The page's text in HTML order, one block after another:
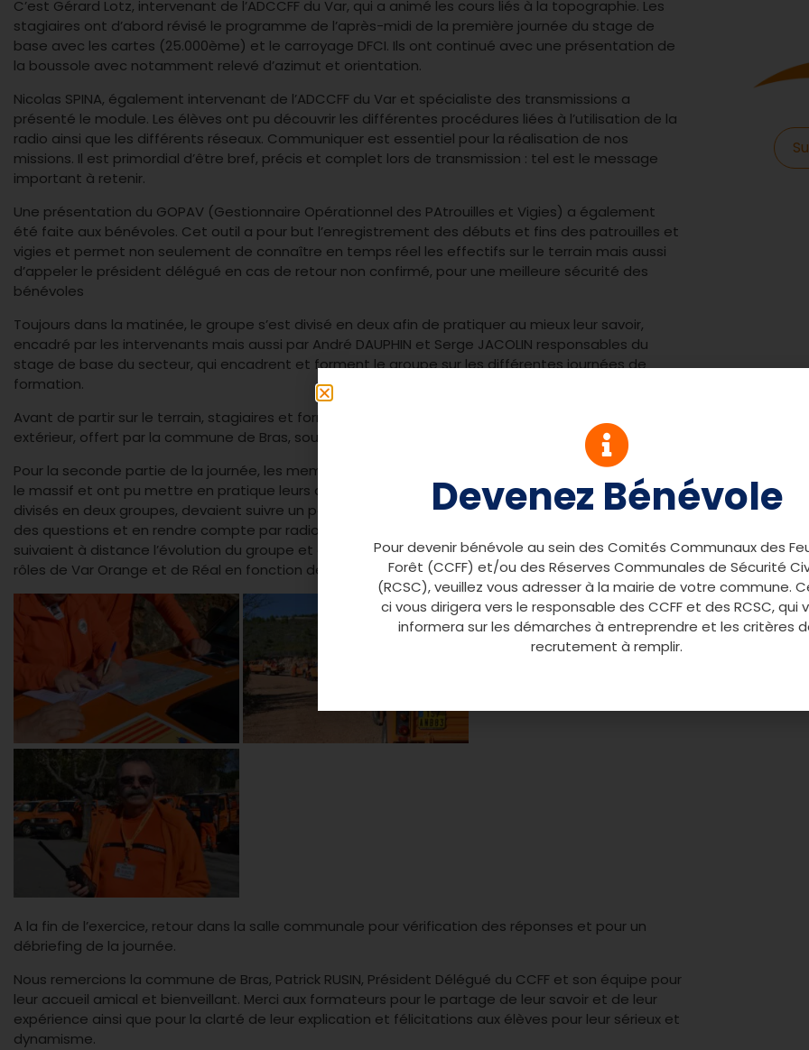
C’est Gérard Lotz, intervenant de l’ADCCFF du Var, qui a animé les cours liés à la topographie. Les
stagiaires ont d’abord révisé le programme de l’après-midi de la première journée du stage de
base avec les cartes (25.000ème) et le carroyage DFCI. Ils ont continué avec une présentation de
la boussole avec notamment relevé d’azimut et orientation.
Nicolas SPINA, également intervenant de l’ADCCFF du Var et spécialiste des transmissions a
présenté le module. Les élèves ont pu découvrir les différentes procédures liées à l’utilisation de la
radio ainsi que les différents réseaux. Communiquer est essentiel pour la réalisation de nos
missions. Il est primordial d’être bref, précis et complet lors de transmission : tel est le message
important à retenir.
Une présentation du GOPAV (Gestionnaire Opérationnel des PAtrouilles et Vigies) a également
été faite aux bénévoles. Cet outil a pour but l’enregistrement des débuts et fins des patrouilles et
vigies et permet non seulement de connaître en temps réel les effectifs sur le terrain mais aussi
d’appeler le président délégué en cas de retour non confirmé, pour une meilleure sécurité des
bénévoles
Toujours dans la matinée, le groupe s’est divisé en deux afin de pratiquer au mieux leur savoir,
encadré par les intervenants mais aussi par André DAUPHIN et Serge JACOLIN responsables du
stage de base du secteur, qui encadrent et forment le groupe sur les différentes journées de
formation.
Avant de partir sur le terrain, stagiaires et formateurs ont eu le plaisir de partager un repas en
extérieur, offert par la commune de Bras, sous un soleil fort agréable.
Pour la seconde partie de la journée, les membres des CCFF et des RCSC sont allés pratiquer dans
le massif et ont pu mettre en pratique leurs connaissances avec des exercices. Les stagiaires,
divisés en deux groupes, devaient suivre un parcours et s’arrêter à des étapes afin de répondre à
des questions et en rendre compte par radio. Les formateurs quant à eux, restés sur place,
suivaient à distance l’évolution du groupe et correspondaient en simulant alternativement les
rôles de Var Orange et de Réal en fonction des besoins.
A la fin de l’exercice, retour dans la salle communale pour vérification des réponses et pour un
débriefing de la journée.
Nous remercions la commune de Bras, Patrick RUSIN, Président Délégué du CCFF et son équipe pour
leur accueil amical et bienveillant. Merci aux formateurs pour le partage de leur savoir et de leur
expérience ainsi que pour la clarté de leur explication et félicitations aux élèves pour leur sérieux et
dynamisme.
Devenez Bénévole
Pour devenir bénévole au sein des Comités Communaux des
Forêt (CCFF) et/ou des Réserves Communales de Sécurité
(RCSC), veuillez vous adresser à la mairie de votre commune.
ci vous dirigera vers le responsable des CCFF et des RCSC, qui
informera sur les démarches à entreprendre et les critères
recrutement à remplir.